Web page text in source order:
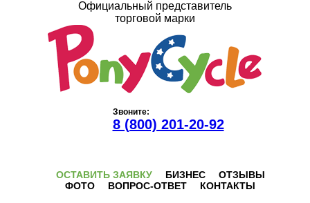
ОСТАВИТЬ ЗАЯВКУ БИЗНЕС
ОТЗЫВЫ
ФОТО
ВОПРОС-ОТВЕТ КОНТАКТЫ
Официальный представитель
торговой марки
Звоните:
8 (800) 201-20-92